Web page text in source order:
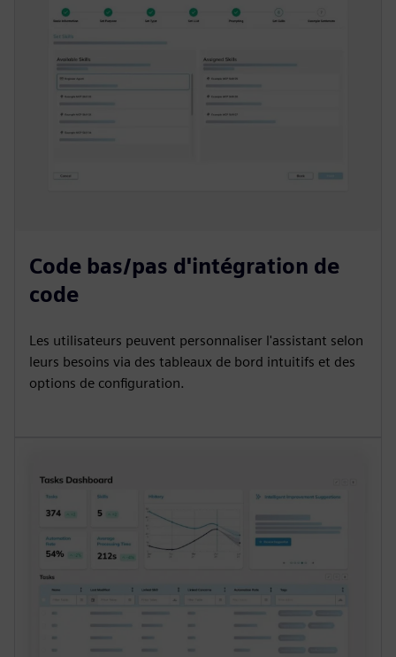
Code bas/pas d'intégration de
code
Les utilisateurs peuvent personnaliser l'assistant selon
leurs besoins via des tableaux de bord intuitifs et des
options de configuration.